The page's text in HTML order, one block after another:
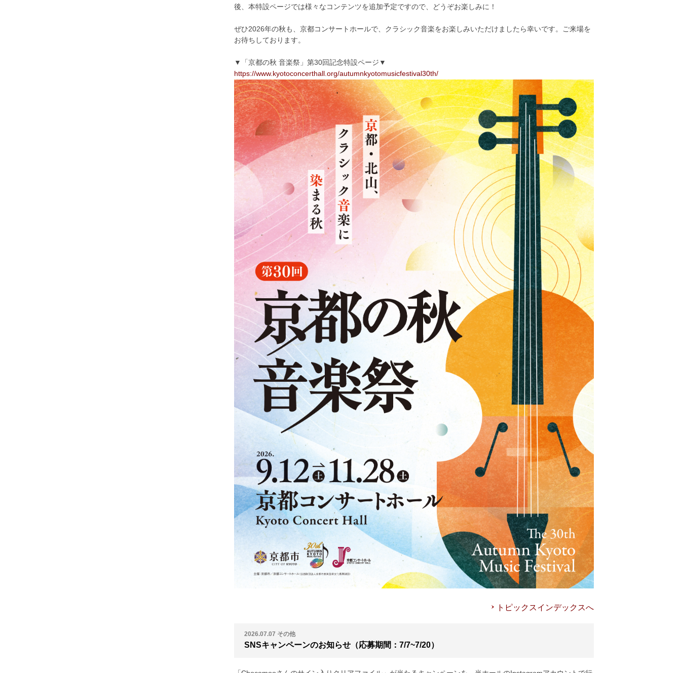
後、本特設ページでは様々なコンテンツを追加予定ですので、どうぞお楽しみに！
ぜひ2026年の秋も、京都コンサートホールで、クラシック音楽をお楽しみいただけましたら幸いです。ご来場を
お待ちしております。
▼「京都の秋 音楽祭」第30回記念特設ページ▼
https://www.kyotoconcerthall.org/autumnkyotomusicfestival30th/
トピックスインデックスへ
2026.07.07 その他
SNSキャンペーンのお知らせ（応募期間：7/7~7/20）